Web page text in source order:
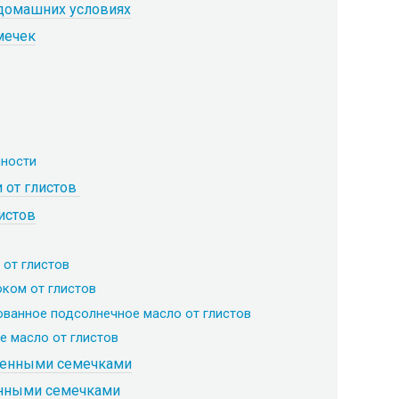
условиях
глистов
глистов
от глистов
подсолнечное масло от глистов
масло от глистов
семечками
семечками